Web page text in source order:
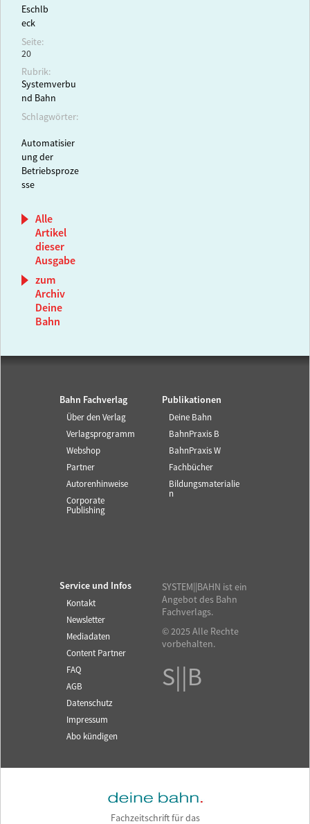
Eschlb
eck
Seite:
20
Rubrik:
Systemverbu
nd Bahn
Schlagwörter:
Automatisier
ung der
Betriebsproze
sse
Alle
Artikel
dieser
Ausgabe
zum
Archiv
Deine
Bahn
Bahn Fachverlag
Über den Verlag
Verlagsprogramm
Webshop
Partner
Autorenhinweise
Corporate
Publishing
Publikationen
Deine Bahn
BahnPraxis B
BahnPraxis W
Fachbücher
Bildungsmaterialie
n
Service und Infos
Kontakt
Newsletter
Mediadaten
Content Partner
FAQ
AGB
Datenschutz
Impressum
Abo kündigen
SYSTEM||BAHN ist ein
Angebot des Bahn
Fachverlags.
© 2025 Alle Rechte
vorbehalten.
S||B
Fachzeitschrift für das